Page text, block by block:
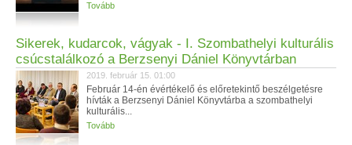
Tovább
Sikerek, kudarcok, vágyak - I. Szombathelyi kulturális
csúcstalálkozó a Berzsenyi Dániel Könyvtárban
2019. február 15. 01:00
Február 14-én évértékelő és előretekintő beszélgetésre
hívták a Berzsenyi Dániel Könyvtárba a szombathelyi
kulturális...
Tovább